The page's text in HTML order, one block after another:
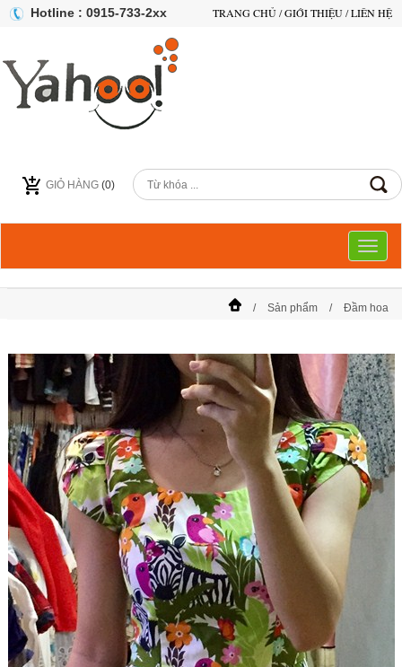
Hotline : 0915-733-2xx TRANG CHỦ/GIỚI THIỆU/LIÊN HỆ
GIỎ HÀNG (0)
Sản phẩm Đầm hoa